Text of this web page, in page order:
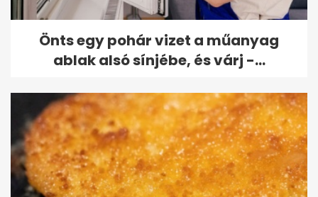
Önts egy pohár vizet a műanyag
ablak alsó sínjébe, és várj -...